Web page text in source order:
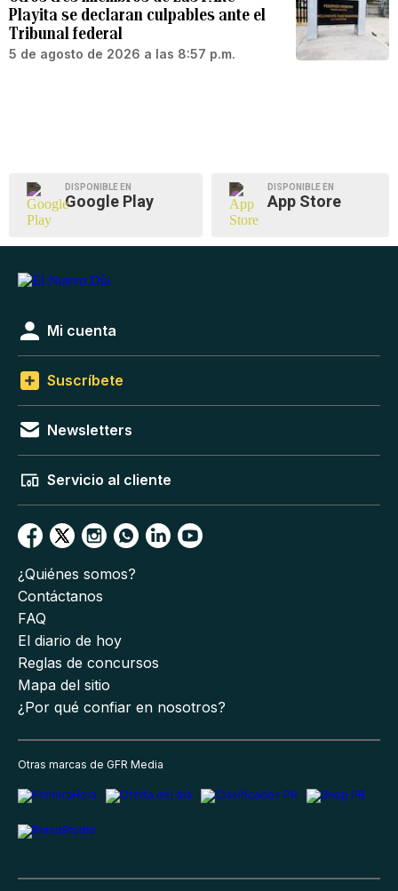
Playita se declaran culpables ante el
Tribunal federal
5 de agosto de 2026 a las 8:57 p.m.
DISPONIBLE EN
Google Play
DISPONIBLE EN
App Store
Mi cuenta
Suscríbete
Newsletters
Servicio al cliente
¿Quiénes somos?
Contáctanos
FAQ
El diario de hoy
Reglas de concursos
Mapa del sitio
¿Por qué confiar en nosotros?
Otras marcas de GFR Media